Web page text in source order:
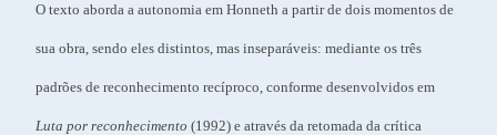
O texto aborda a autonomia em Honneth a partir de dois momentos de
sua obra, sendo eles distintos, mas inseparáveis: mediante os três
padrões de reconhecimento recíproco, conforme desenvolvidos em
Luta por reconhecimento (1992) e através da retomada da crítica